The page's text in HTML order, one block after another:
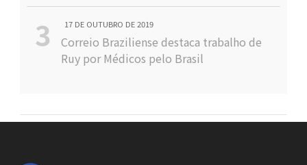
17 DE OUTUBRO DE 2019
Correio Braziliense destaca trabalho de
Ruy por Médicos pelo Brasil